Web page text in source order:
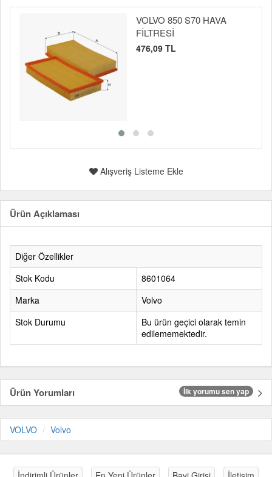
VOLVO 850 S70 HAVA
FİLTRESİ
476,09 TL
Alışveriş Listeme Ekle
Ürün Açıklaması
Diğer Özellikler
Stok Kodu
8601064
Marka
Volvo
Stok Durumu
Bu ürün geçici olarak temin
edilememektedir.
Ürün Yorumları İlk yorumu sen yap
VOLVO Volvo